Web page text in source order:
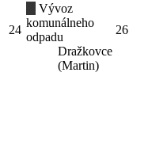
24
Vývoz
komunálneho
odpadu
Dražkovce
(Martin)
26